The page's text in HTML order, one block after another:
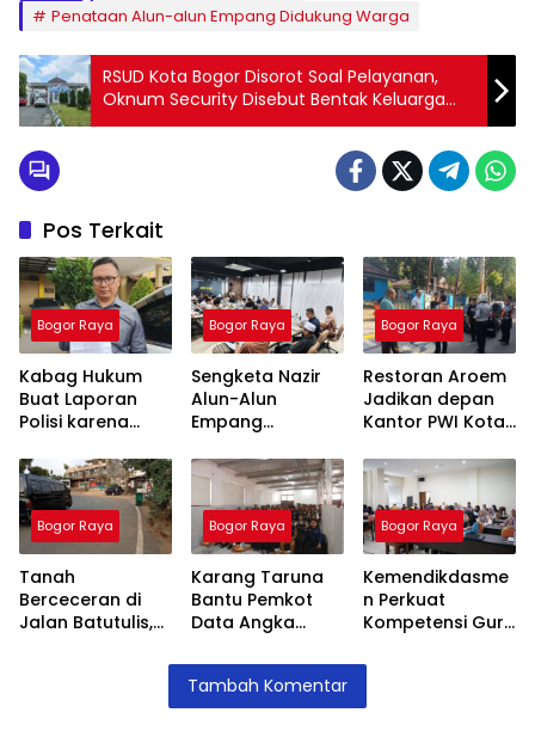
Penataan Alun-alun Empang Didukung Warga
RSUD Kota Bogor Disorot Soal Pelayanan,
Oknum Security Disebut Bentak Keluarga
Pasien
Pos Terkait
Bogor Raya
Kabag Hukum
Buat Laporan
Polisi karena
Merasa
Dicemarkan
Bogor Raya
Sengketa Nazir
Alun-Alun
Empang
Terang,
Pertemuan
Hasilkan 4 Poin
Kesepakatan
Bogor Raya
Restoran Aroem
Jadikan depan
Kantor PWI Kota
Area Parkir,
Ketua PWI
Dilarang Parkir
Bogor Raya
Tanah
Berceceran di
Jalan Batutulis,
Bogor Raya
Karang Taruna
Bantu Pemkot
Data Angka
Stunting dan
Pengangguran
Kota Bogor
Bogor Raya
Kemendikdasme
n Perkuat
Kompetensi Guru
Lalubi Untuk
Tambah Komentar